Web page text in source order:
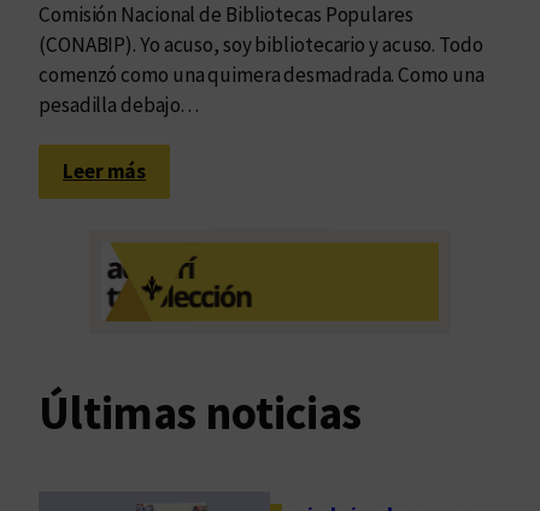
Comisión Nacional de Bibliotecas Populares
(CONABIP). Yo acuso, soy bibliotecario y acuso. Todo
comenzó como una quimera desmadrada. Como una
pesadilla debajo…
Leer más:
Y
i
b
o
c
Últimas noticias